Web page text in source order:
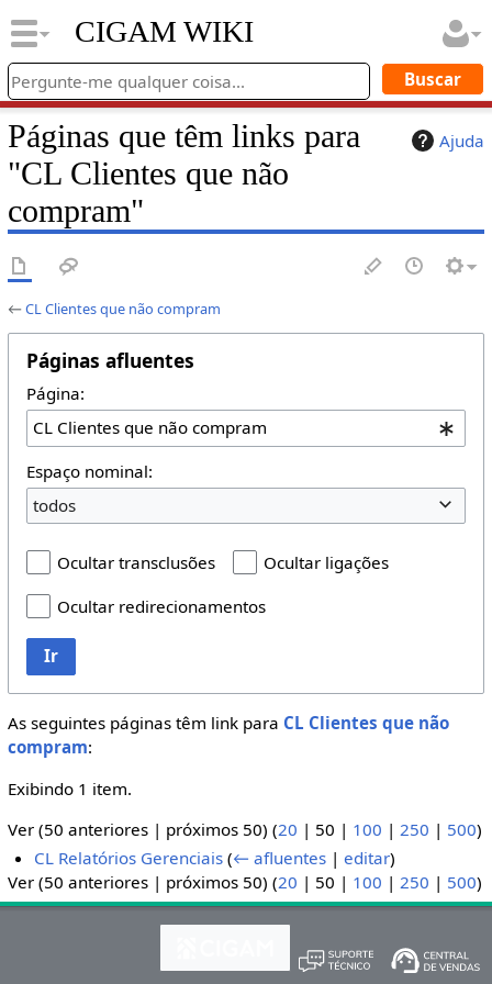
CIGAM WIKI
Ajuda
Páginas que têm links para
"CL Clientes que não
compram"
←CL Clientes que não compram
Páginas afluentes
Página:
Espaço nominal:
todos
Ocultar transclusões
Ocultar ligações
Ocultar redirecionamentos
Ir
As seguintes páginas têm link para CL Clientes que não
compram:
Exibindo 1 item.
Ver (50 anteriores| próximos 50) (20 | 50 | 100 | 250 | 500)
CL Relatórios Gerenciais (← afluentes |editar)
Ver (50 anteriores| próximos 50) (20 | 50 | 100 | 250 | 500)